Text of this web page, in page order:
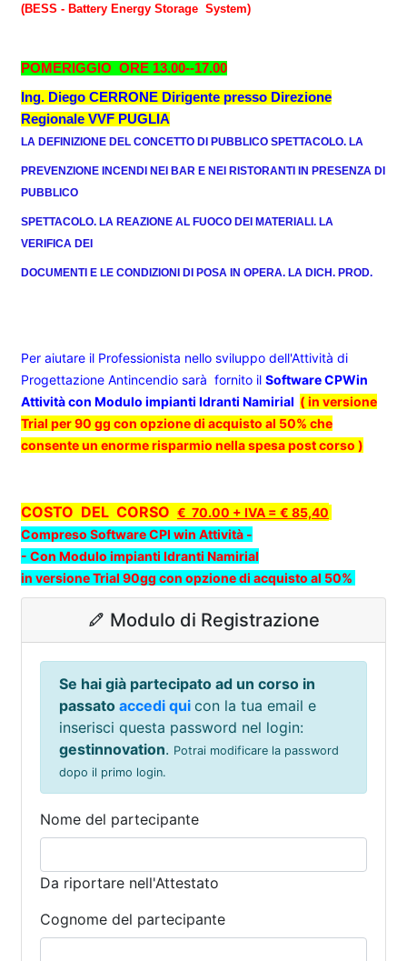
(BESS - Battery Energy Storage System)
POMERIGGIO ORE 13.00--17.00
Ing. Diego CERRONE Dirigente presso Direzione
Regionale VVF PUGLIA
LA DEFINIZIONE DEL CONCETTO DI PUBBLICO SPETTACOLO. LA
PREVENZIONE INCENDI NEI BAR E NEI RISTORANTI IN PRESENZA DI
PUBBLICO
SPETTACOLO. LA REAZIONE AL FUOCO DEI MATERIALI. LA
VERIFICA DEI
DOCUMENTI E LE CONDIZIONI DI POSA IN OPERA. LA DICH. PROD.
Per aiutare il Professionista nello sviluppo dell'Attività di
Progettazione Antincendio sarà fornito il Software CPWin
Attività con Modulo impianti Idranti Namirial ( in versione
Trial per 90 gg con opzione di acquisto al 50% che
consente un enorme risparmio nella spesa post corso )
COSTO DEL CORSO € 70.00 + IVA = € 85,40
Compreso Software CPI win Attività -
- Con Modulo impianti Idranti Namirial
in versione Trial 90gg con opzione di acquisto al 50%
Modulo di Registrazione
Se hai già partecipato ad un corso in
passato accedi qui con la tua email e
inserisci questa password nel login:
gestinnovation. Potrai modificare la password
dopo il primo login.
Nome del partecipante
Da riportare nell'Attestato
Cognome del partecipante